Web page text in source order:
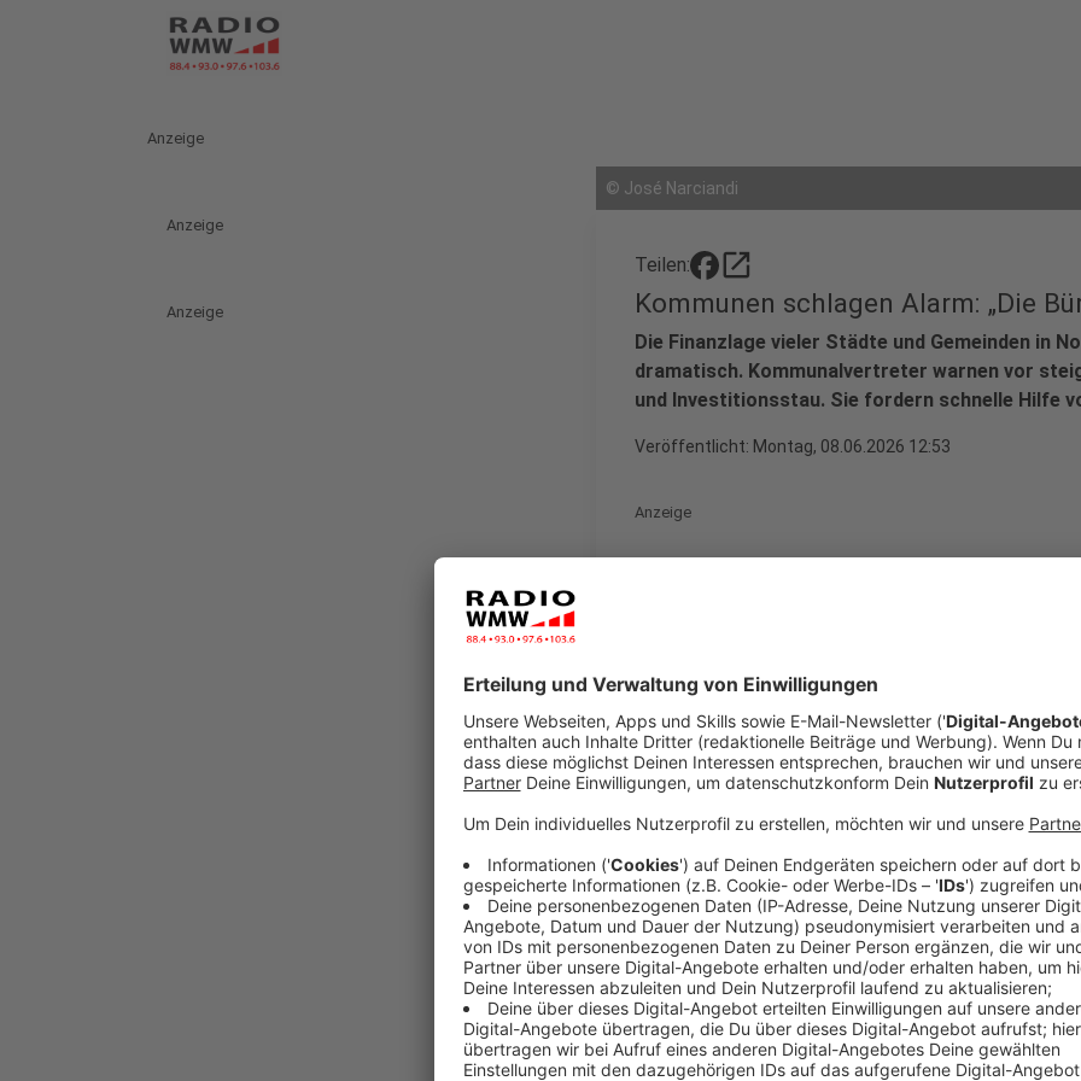
Anzeige
Anzeige
Anzeige
© José Narciandi
Teilen: open_in_new
Kommunen schlagen Alarm: „Die
Die Finanzlage vieler Städte und Gemeinden in
dramatisch. Kommunalvertreter warnen vor
und Investitionsstau. Sie fordern schnelle Hilfe
Veröffentlicht: Montag, 08.06.2026 12:53
Anzeige
Das Interview mit Martin Murrack,
Im Interview mit José Narciandi schildert Martin
Stadt Duisburg, welche Folgen die aktuelle
es in NRW momentan vielen Städten und Gemeinden.
Anzeige
José Narciandi
Interview Martin Murrack,